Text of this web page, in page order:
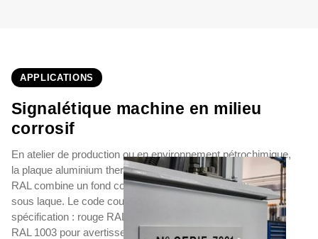
APPLICATIONS
Signalétique machine en milieu
corrosif
En atelier de production ou en environnement pétrochimique,
la plaque aluminium thermolaquée ou la plaque acier peinte
RAL combine un fond coloré contrasté avec un texte gravé
sous laque. Le code couleur RAL devient une donnée de
spécification : rouge RAL 3000 pour arrêt d'urgence, jaune
RAL 1003 pour avertissement.